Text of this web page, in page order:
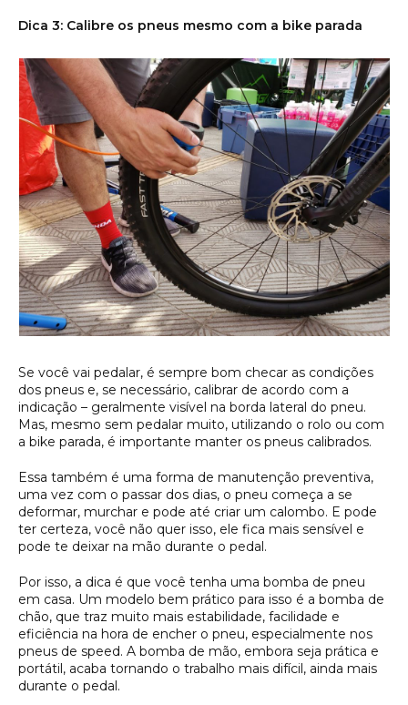
Dica 3: Calibre os pneus mesmo com a bike parada
Se você vai pedalar, é sempre bom checar as condições
dos pneus e, se necessário, calibrar de acordo com a
indicação – geralmente visível na borda lateral do pneu.
Mas, mesmo sem pedalar muito, utilizando o rolo ou com
a bike parada, é importante manter os pneus calibrados.
Essa também é uma forma de manutenção preventiva,
uma vez com o passar dos dias, o pneu começa a se
deformar, murchar e pode até criar um calombo. E pode
ter certeza, você não quer isso, ele fica mais sensível e
pode te deixar na mão durante o pedal.
Por isso, a dica é que você tenha uma bomba de pneu
em casa. Um modelo bem prático para isso é a bomba de
chão, que traz muito mais estabilidade, facilidade e
eficiência na hora de encher o pneu, especialmente nos
pneus de speed. A bomba de mão, embora seja prática e
portátil, acaba tornando o trabalho mais difícil, ainda mais
durante o pedal.